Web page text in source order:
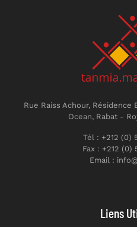
Rue Raiss Achour, Résidence
Ocean, Rabat -
Tél : +212 (0)
Fax : +212 (0)
Email :
Liens